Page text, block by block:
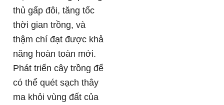
thủ gấp đôi, tăng tốc
thời gian trồng, và
thậm chí đạt được khả
năng hoàn toàn mới.
Phát triển cây trồng để
có thể quét sạch thây
ma khỏi vùng đất của